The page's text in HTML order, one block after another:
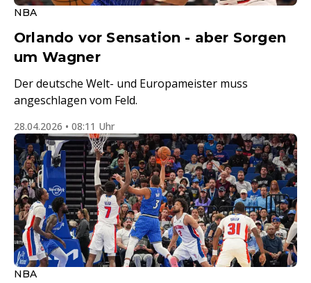
NBA
Orlando vor Sensation - aber Sorgen
um Wagner
Der deutsche Welt- und Europameister muss
angeschlagen vom Feld.
28.04.2026 • 08:11 Uhr
NBA